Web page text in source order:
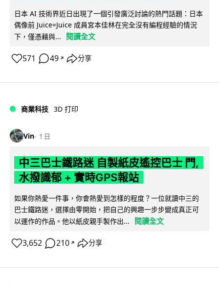
日本 AI 技術界近日出現了一個引發廣泛討論的熱門話題：日本
偶像前 Juice=Juice 成員宮本佳林在完全沒有編程經驗的情況
下，僅憑藉與...
閱讀全文
571 49 ↗ 分享
商業科技 3D 打印
Vin 1 日
中三巴士鐵路迷 自製紙皮遙控巴士 門,
水撥識郁 + 實時GPS報站
如果你熱愛一件事，你會熱愛到怎樣的程度？一位就讀中三的
巴士鐵路迷，選擇由零開始，把自己的興趣一步步變成真正可
以運作的作品。他以紙皮親手製作出...
閱讀全文
3,652 210 ↗ 分享